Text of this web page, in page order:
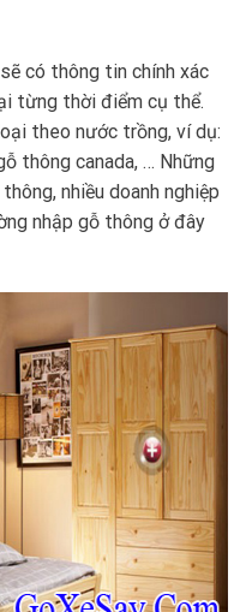
có thông tin chính xác
từng thời điểm cụ thể.
theo nước trồng, ví dụ:
thông canada, … Những
nhiều doanh nghiệp
nhập gỗ thông ở đây